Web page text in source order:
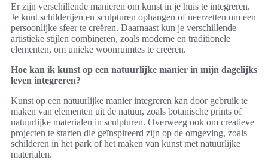
Er zijn verschillende manieren om kunst in je huis te integreren.
Je kunt schilderijen en sculpturen ophangen of neerzetten om een
persoonlijke sfeer te creëren. Daarnaast kun je verschillende
artistieke stijlen combineren, zoals moderne en traditionele
elementen, om unieke woonruimtes te creëren.
Hoe kan ik kunst op een natuurlijke manier in mijn dagelijks
leven integreren?
Kunst op een natuurlijke manier integreren kan door gebruik te
maken van elementen uit de natuur, zoals botanische prints of
natuurlijke materialen in sculpturen. Overweeg ook om creatieve
projecten te starten die geïnspireerd zijn op de omgeving, zoals
schilderen in het park of het maken van kunst met natuurlijke
materialen.